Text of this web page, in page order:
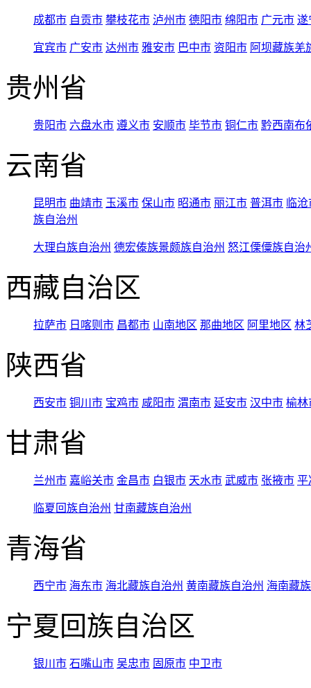
成都市 自贡市 攀枝花市 泸州市 德阳市 绵阳市 广元市 遂
宜宾市 广安市 达州市 雅安市 巴中市 资阳市 阿坝藏族羌
贵州省
贵阳市 六盘水市 遵义市 安顺市 毕节市 铜仁市 黔西南布
云南省
昆明市 曲靖市 玉溪市 保山市 昭通市 丽江市 普洱市 临
族自治州
大理白族自治州 德宏傣族景颇族自治州 怒江傈僳族自治
西藏自治区
拉萨市 日喀则市 昌都市 山南地区 那曲地区 阿里地区 林
陕西省
西安市 铜川市 宝鸡市 咸阳市 渭南市 延安市 汉中市 榆林
甘肃省
兰州市 嘉峪关市 金昌市 白银市 天水市 武威市 张掖市 平
临夏回族自治州 甘南藏族自治州
青海省
西宁市 海东市 海北藏族自治州 黄南藏族自治州 海南藏
宁夏回族自治区
银川市 石嘴山市 吴忠市 固原市 中卫市